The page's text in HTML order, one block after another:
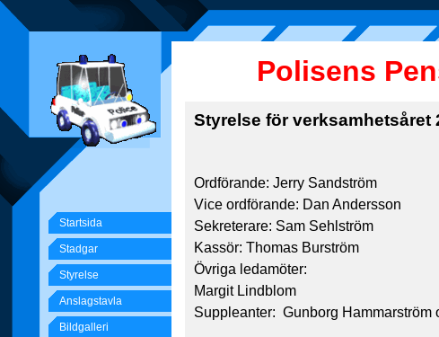
Startsida
Stadgar
Styrelse
Anslagstavla
Bildgalleri
Polisens
Styrelse för verksamhetsåret
Ordförande: Jerry Sandström
Vice ordförande: Dan Andersson
Sekreterare: Sam Sehlström
Kassör: Thomas Burström
Övriga ledamöter:
Margit Lindblom
Suppleanter: Gunborg Hammarström